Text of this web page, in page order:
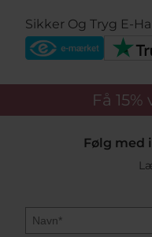
Sikker Og Tryg E-
Få 15%
Følg med